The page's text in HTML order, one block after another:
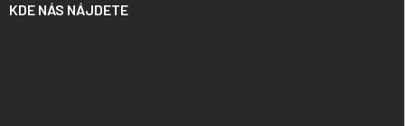
KDE NÁS NÁJDETE